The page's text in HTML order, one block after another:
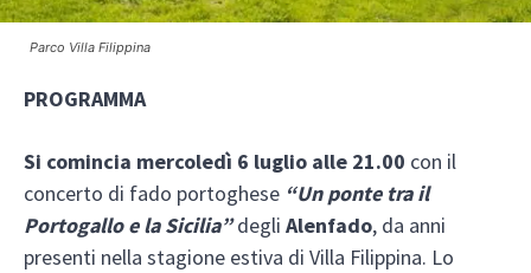
Parco Villa Filippina
PROGRAMMA
Si comincia mercoledì 6 luglio alle 21.00 con il
concerto di fado portoghese “Un ponte tra il
Portogallo e la Sicilia”degli Alenfado, da anni
presenti nella stagione estiva di Villa Filippina. Lo